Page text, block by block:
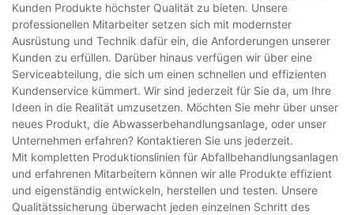
Kunden Produkte höchster Qualität zu bieten. Unsere
professionellen Mitarbeiter setzen sich mit modernster
Ausrüstung und Technik dafür ein, die Anforderungen unserer
Kunden zu erfüllen. Darüber hinaus verfügen wir über eine
Serviceabteilung, die sich um einen schnellen und effizienten
Kundenservice kümmert. Wir sind jederzeit für Sie da, um Ihre
Ideen in die Realität umzusetzen. Möchten Sie mehr über unser
neues Produkt, die Abwasserbehandlungsanlage, oder unser
Unternehmen erfahren? Kontaktieren Sie uns jederzeit.
Mit kompletten Produktionslinien für Abfallbehandlungsanlagen
und erfahrenen Mitarbeitern können wir alle Produkte effizient
und eigenständig entwickeln, herstellen und testen. Unsere
Qualitätssicherung überwacht jeden einzelnen Schritt des